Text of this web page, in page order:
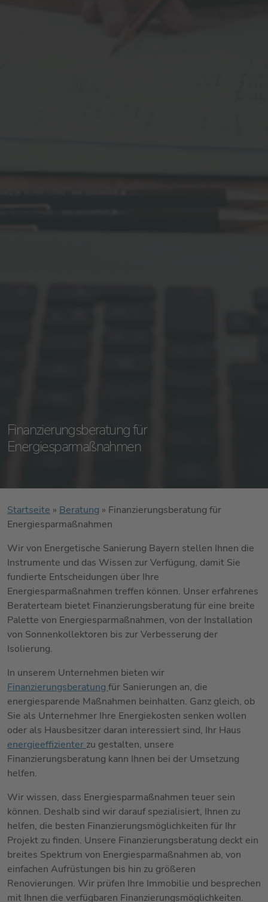
Finanzierungsberatung für
Energiesparmaßnahmen
Startseite » Beratung » Finanzierungsberatung für
Energiesparmaßnahmen
Wir von Energetische Sanierung Bayern stellen Ihnen die
Instrumente und das Wissen zur Verfügung, damit Sie
fundierte Entscheidungen über Ihre
Energiesparmaßnahmen treffen können. Unser erfahrenes
Beraterteam bietet Finanzierungsberatung für eine breite
Palette von Energiesparmaßnahmen, von der Installation
von Sonnenkollektoren bis zur Verbesserung der
Isolierung.
In unserem Unternehmen bieten wir
Finanzierungsberatung für Sanierungen an, die
energiesparende Maßnahmen beinhalten. Ganz gleich, ob
Sie als Unternehmer Ihre Energiekosten senken wollen
oder als Hausbesitzer daran interessiert sind, Ihr Haus
energieeffizienter zu gestalten, unsere
Finanzierungsberatung kann Ihnen bei der Umsetzung
helfen.
Wir wissen, dass Energiesparmaßnahmen teuer sein
können. Deshalb sind wir darauf spezialisiert, Ihnen zu
helfen, die besten Finanzierungsmöglichkeiten für Ihr
Projekt zu finden. Unsere Finanzierungsberatung deckt ein
breites Spektrum von Energiesparmaßnahmen ab, von
einfachen Aufrüstungen bis hin zu größeren
Renovierungen. Wir prüfen Ihre Immobilie und besprechen
mit Ihnen die verfügbaren Finanzierungsmöglichkeiten.